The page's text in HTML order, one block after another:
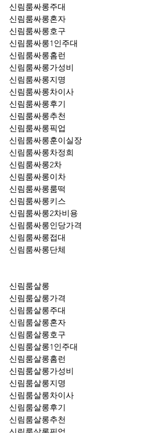
신림룸싸롱주대
신림룸싸롱혼자
신림룸싸롱호구
신림룸싸롱1인주대
신림룸싸롱홈런
신림룸싸롱가성비
신림룸싸롱지명
신림룸싸롱차이사
신림룸싸롱후기
신림룸싸롱추천
신림룸싸롱훈이실장
신림룸싸롱차정희
신림룸싸롱2차
신림룸싸롱이차
신림룸싸롱룸떡
신림룸싸롱키스
신림룸싸롱2차비용
신림룸싸롱인당가격
신림룸싸롱접대
신림룸싸롱단체
신림룸살롱
신림룸살롱가격
신림룸살롱주대
신림룸살롱혼자
신림룸살롱호구
신림룸살롱1인주대
신림룸살롱홈런
신림룸살롱가성비
신림룸살롱지명
신림룸살롱차이사
신림룸살롱후기
신림룸살롱추천